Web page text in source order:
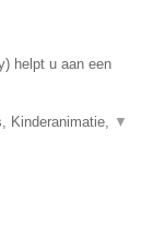
helpt u aan een
Kinderanimatie, ▼